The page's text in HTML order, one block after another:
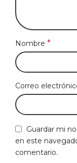
Nombre *
Correo
Guardar mi
en este
comentario.